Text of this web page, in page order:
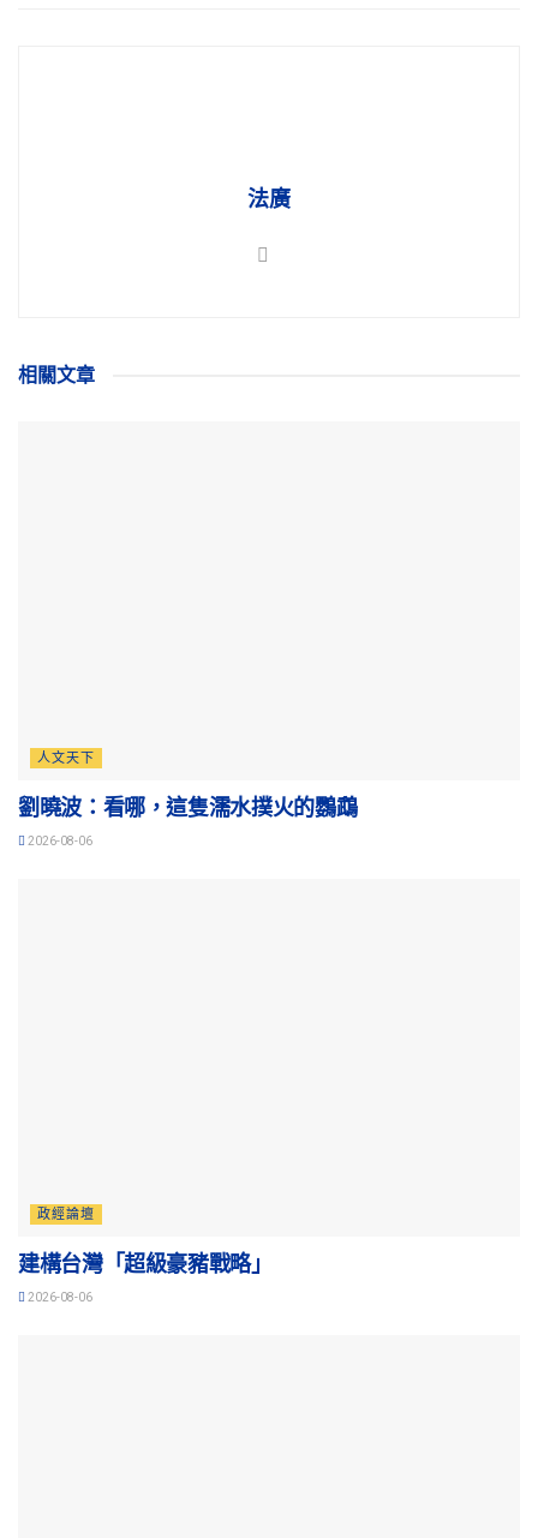
法廣
相關文章
人文天下
劉曉波：看哪，這隻濡水撲火的鸚鵡
2026-08-06
政經論壇
建構台灣「超級豪豬戰略」
2026-08-06